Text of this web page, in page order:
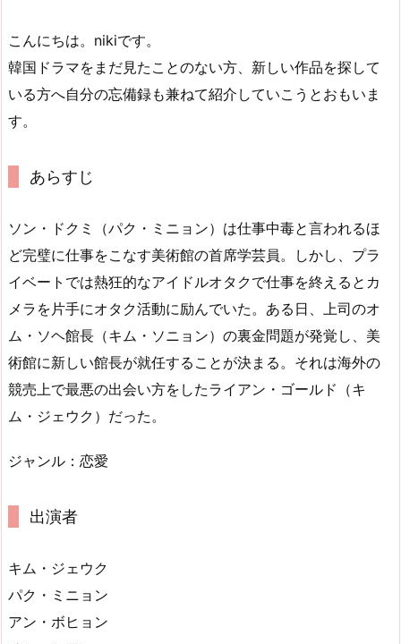
こんにちは。nikiです。
韓国ドラマをまだ見たことのない方、新しい作品を探して
いる方へ自分の忘備録も兼ねて紹介していこうとおもいま
す。
あらすじ
ソン・ドクミ（パク・ミニョン）は仕事中毒と言われるほ
ど完璧に仕事をこなす美術館の首席学芸員。しかし、プラ
イベートでは熱狂的なアイドルオタクで仕事を終えるとカ
メラを片手にオタク活動に励んでいた。ある日、上司のオ
ム・ソヘ館長（キム・ソニョン）の裏金問題が発覚し、美
術館に新しい館長が就任することが決まる。それは海外の
競売上で最悪の出会い方をしたライアン・ゴールド（キ
ム・ジェウク）だった。
ジャンル：恋愛
出演者
キム・ジェウク
パク・ミニョン
アン・ボヒョン